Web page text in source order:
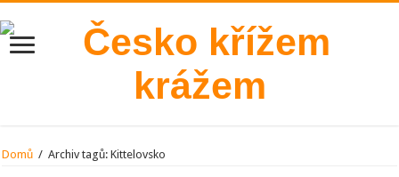
Domů / Archiv tagů:Kittelovsko